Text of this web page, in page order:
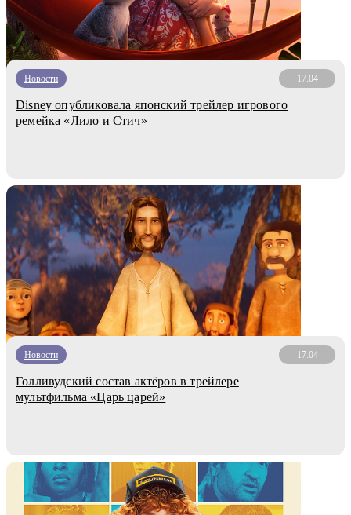
Новости 17.04
Disney опубликовала японский трейлер игрового
ремейка «Лило и Стич»
Новости 17.04
Голливудский состав актёров в трейлере
мультфильма «Царь царей»